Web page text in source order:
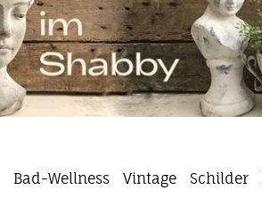
Bad-Wellness Vintage Schilder